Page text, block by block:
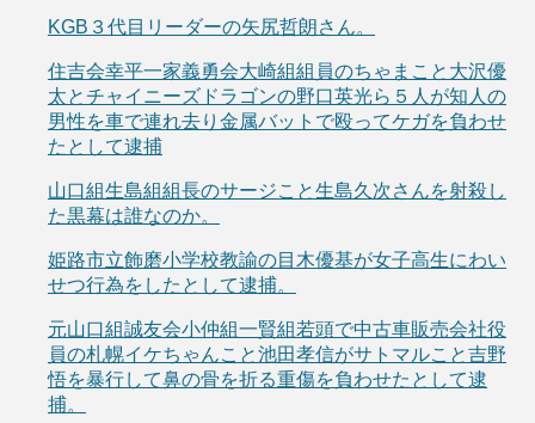
KGB３代目リーダーの矢尻哲朗さん。
住吉会幸平一家義勇会大崎組組員のちゃまこと大沢優
太とチャイニーズドラゴンの野口英光ら５人が知人の
男性を車で連れ去り金属バットで殴ってケガを負わせ
たとして逮捕
山口組生島組組長のサージこと生島久次さんを射殺し
た黒幕は誰なのか。
姫路市立飾磨小学校教諭の目木優基が女子高生にわい
せつ行為をしたとして逮捕。
元山口組誠友会小仲組一賢組若頭で中古車販売会社役
員の札幌イケちゃんこと池田孝信がサトマルこと吉野
悟を暴行して鼻の骨を折る重傷を負わせたとして逮
捕。